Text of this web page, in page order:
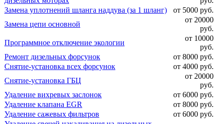
Замена уплотнений шланга наддува (за 1 шланг)
от 5000 руб.
Замена цепи основной
от 20000
руб.
Программное отключение экологии
от 10000
руб.
Ремонт дизельных форсунок
от 8000 руб.
Снятие-установка всех форсунок
от 4000 руб.
Снятие-установка ГБЦ
от 20000
руб.
Удаление вихревых заслонок
от 6000 руб.
Удаление клапана EGR
от 8000 руб.
Удаление сажевых фильтров
от 6000 руб.